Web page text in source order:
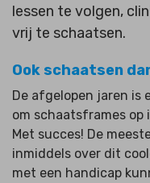
lessen te volgen,
vrij te schaatsen.
Ook schaatsen
De afgelopen jaren is
om schaatsframes op
Met succes! De
inmiddels over dit
met een handicap